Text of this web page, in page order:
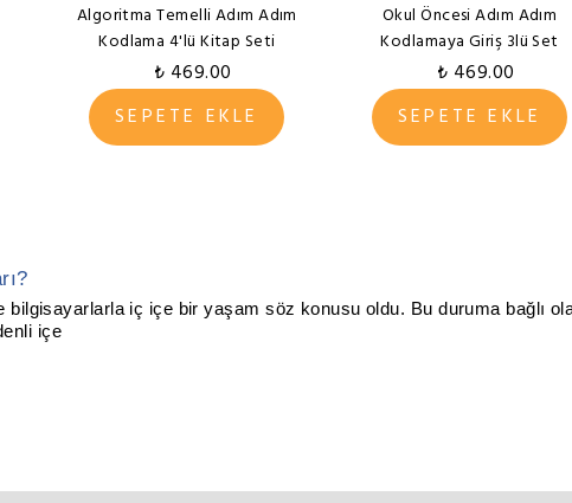
Algoritma Temelli Adım Adım
Kodlama 4'lü Kitap Seti
₺ 469.00
SEPETE EKLE
Okul Öncesi Adım Adım
Kodlamaya Giriş 3lü Set
₺ 469.00
SEPETE EKLE
iç içe bir yaşam söz konusu oldu. Bu duruma bağlı
içe